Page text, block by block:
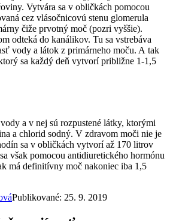
Vytvára sa v obličkách pomocou
cez vlásočnicovú stenu glomerula
čiže prvotný moč (pozri vyššie).
odteká do kanálikov. Tu sa vstrebáva
vody a látok z primárneho moču. A tak
sa každý deň vytvorí približne 1-1,5
a v nej sú rozpustené látky, ktorými
a chlorid sodný. V zdravom moči nie je
sa v obličkách vytvorí až 170 litrov
však pomocou antidiuretického hormónu
má definitívny moč nakoniec iba 1,5
Publikované: 25. 9. 2019